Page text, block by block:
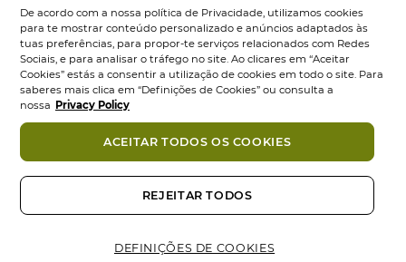
vegetais
campos orgânicos
Eco-concebidos
De acordo com a nossa política de Privacidade, utilizamos cookies
para te mostrar conteúdo personalizado e anúncios adaptados às
tuas preferências, para propor-te serviços relacionados com Redes
Sociais, e para analisar o tráfego no site. Ao clicares em “Aceitar
Cookies” estás a consentir a utilização de cookies em todo o site. Para
saberes mais clica em “Definições de Cookies” ou consulta a
nossa Privacy Policy
DEFINIÇÕES DE COOKIES
REJEITAR TODOS
ACEITAR TODOS OS COOKIES